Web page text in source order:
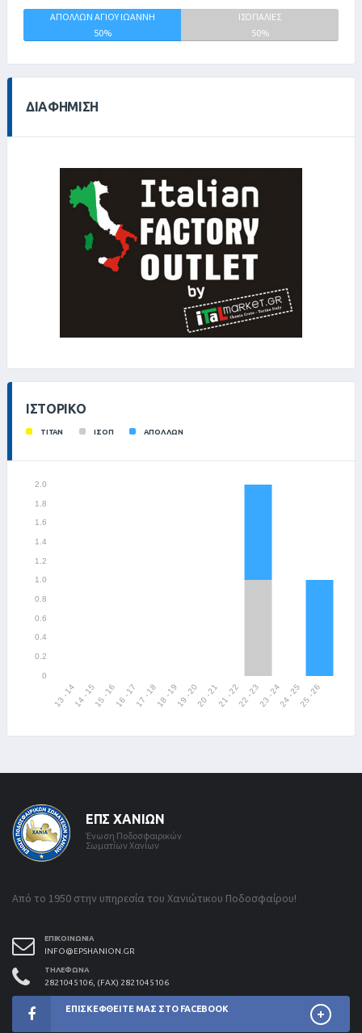
ΑΠΟΛΛΩΝ ΑΓΙΟΥ ΙΩΑΝΝΗ
50%
ΙΣΟΠΑΛΙΕΣ
50%
ΔΙΑΦΉΜΙΣΗ
ΙΣΤΟΡΙΚΌ
ΤΙΤΑΝ ΙΣΟΠ ΑΠΟΛΛΩΝ
ΕΠΣ ΧΑΝΊΩΝ
Ένωση Ποδοσφαιρικών
Σωματίων Χανίων
Από το 1950 στην υπηρεσία του Χανιώτικου Ποδοσφαίρου!
ΕΠΙΚΟΙΝΩΝΊΑ
INFO@EPSHANION.GR
ΤΗΛΈΦΩΝΑ
2821045106, (FAX) 2821045106
ΕΠΙΣΚΕΦΘΕΊΤΕ ΜΑΣ ΣΤΟ FACEBOOK